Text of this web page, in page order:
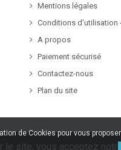
Mentions légales
Conditions d'utilisation
A propos
Paiement sécurisé
Contactez-nous
Plan du site
le site, vous acceptez
de Cookies pour vous